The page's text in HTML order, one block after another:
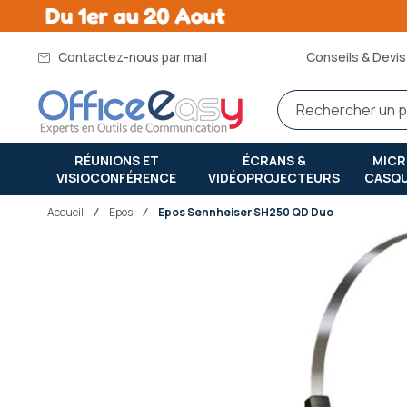
Contactez-nous par mail Conseils &
RÉUNIONS ET
VISIOCONFÉRENCE
ÉCRANS &
VIDÉOPROJECTEURS
Accueil epos Epos Sennheiser SH250 QD Duo